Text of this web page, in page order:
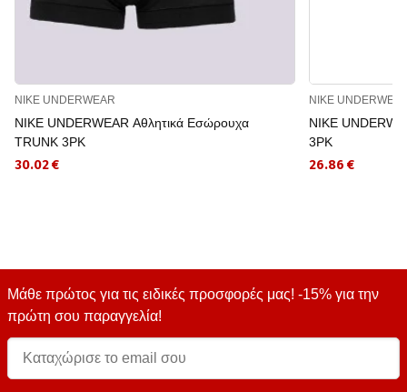
NIKE UNDERWEAR
NIKE UNDERWEAR Αθλητικά Εσώρουχα
TRUNK 3PK
30.02 €
NIKE
NIKE
3PK
26.86 €
Μάθε πρώτος για τις ειδικές προσφορές μας! -15% για την
πρώτη σου παραγγελία!